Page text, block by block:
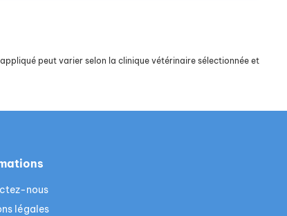
peut varier selon la clinique vétérinaire sélectionnée et
nous
légales